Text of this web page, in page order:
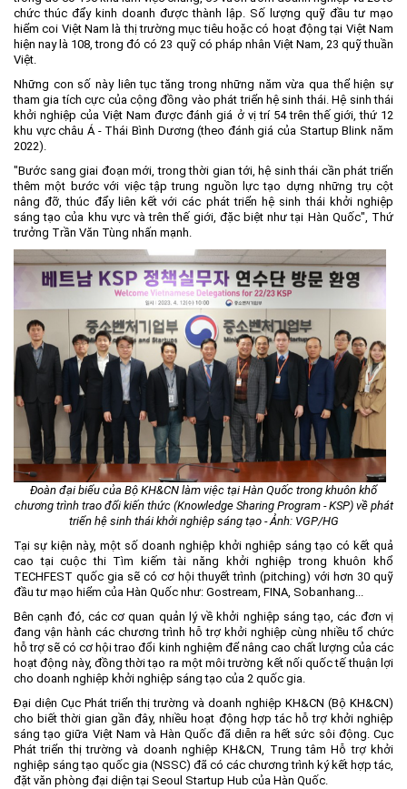
chức thúc đẩy kinh doanh được thành lập. Số lượng quỹ đầu tư mạo
hiểm coi Việt Nam là thị trường mục tiêu hoặc có hoạt động tại Việt Nam
hiện nay là 108, trong đó có 23 quỹ có pháp nhân Việt Nam, 23 quỹ thuần
Việt.
Những con số này liên tục tăng trong những năm vừa qua thể hiện sự
tham gia tích cực của cộng đồng vào phát triển hệ sinh thái. Hệ sinh thái
khởi nghiệp của Việt Nam được đánh giá ở vị trí 54 trên thế giới, thứ 12
khu vực châu Á - Thái Bình Dương (theo đánh giá của Startup Blink năm
2022).
"Bước sang giai đoạn mới, trong thời gian tới, hệ sinh thái cần phát triển
thêm một bước với việc tập trung nguồn lực tạo dựng những trụ cột
nâng đỡ, thúc đẩy liên kết với các phát triển hệ sinh thái khởi nghiệp
sáng tạo của khu vực và trên thế giới, đặc biệt như tại Hàn Quốc", Thứ
trưởng Trần Văn Tùng nhấn mạnh.
Đoàn đại biểu của Bộ KH&CN làm việc tại Hàn Quốc trong khuôn khổ
chương trình trao đổi kiến thức (Knowledge Sharing Program - KSP) về phát
triển hệ sinh thái khởi nghiệp sáng tạo - Ảnh: VGP/HG
Tại sự kiện này, một số doanh nghiệp khởi nghiệp sáng tạo có kết quả
cao tại cuộc thi Tìm kiếm tài năng khởi nghiệp trong khuôn khổ
TECHFEST quốc gia sẽ có cơ hội thuyết trình (pitching) với hơn 30 quỹ
đầu tư mạo hiểm của Hàn Quốc như: Gostream, FINA, Sobanhang...
Bên cạnh đó, các cơ quan quản lý về khởi nghiệp sáng tạo, các đơn vị
đang vận hành các chương trình hỗ trợ khởi nghiệp cùng nhiều tổ chức
hỗ trợ sẽ có cơ hội trao đổi kinh nghiệm để nâng cao chất lượng của các
hoạt động này, đồng thời tạo ra một môi trường kết nối quốc tế thuận lợi
cho doanh nghiệp khởi nghiệp sáng tạo của 2 quốc gia.
Đại diện Cục Phát triển thị trường và doanh nghiệp KH&CN (Bộ KH&CN)
cho biết thời gian gần đây, nhiều hoạt động hợp tác hỗ trợ khởi nghiệp
sáng tạo giữa Việt Nam và Hàn Quốc đã diễn ra hết sức sôi động. Cục
Phát triển thị trường và doanh nghiệp KH&CN, Trung tâm Hỗ trợ khởi
nghiệp sáng tạo quốc gia (NSSC) đã có các chương trình ký kết hợp tác,
đặt văn phòng đại diện tại Seoul Startup Hub của Hàn Quốc.